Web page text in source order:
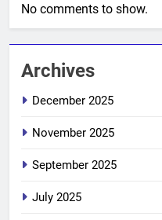
No comments to show.
Archives
December 2025
November 2025
September 2025
July 2025